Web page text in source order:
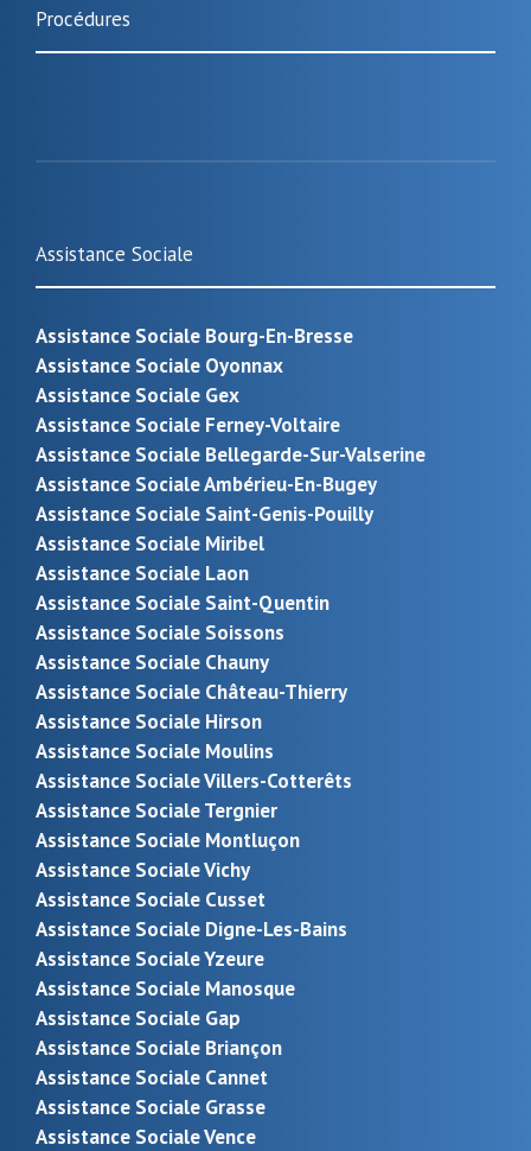
Procédures
Assistance Sociale
Assistance Sociale Bourg-En-Bresse
Assistance Sociale Oyonnax
Assistance Sociale Gex
Assistance Sociale Ferney-Voltaire
Assistance Sociale Bellegarde-Sur-Valserine
Assistance Sociale Ambérieu-En-Bugey
Assistance Sociale Saint-Genis-Pouilly
Assistance Sociale Miribel
Assistance Sociale Laon
Assistance Sociale Saint-Quentin
Assistance Sociale Soissons
Assistance Sociale Chauny
Assistance Sociale Château-Thierry
Assistance Sociale Hirson
Assistance Sociale Moulins
Assistance Sociale Villers-Cotterêts
Assistance Sociale Tergnier
Assistance Sociale Montluçon
Assistance Sociale Vichy
Assistance Sociale Cusset
Assistance Sociale Digne-Les-Bains
Assistance Sociale Yzeure
Assistance Sociale Manosque
Assistance Sociale Gap
Assistance Sociale Briançon
Assistance Sociale Cannet
Assistance Sociale Grasse
Assistance Sociale Vence